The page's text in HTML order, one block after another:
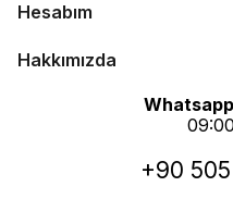
Hesabım
Hakkımızda
+90